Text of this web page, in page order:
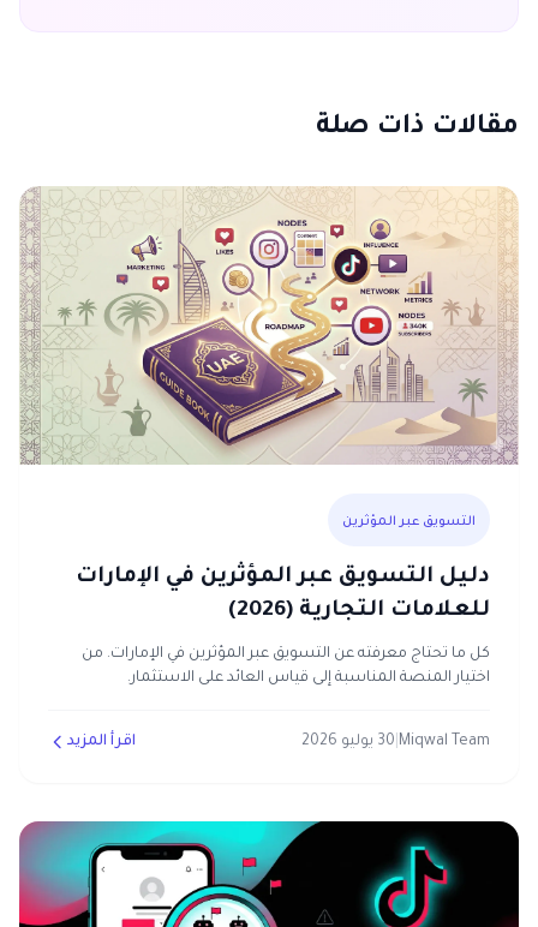
مقالات ذات صلة
التسويق عبر المؤثرين
دليل التسويق عبر المؤثرين في الإمارات
للعلامات التجارية (2026)
كل ما تحتاج معرفته عن التسويق عبر المؤثرين في الإمارات. من
اختيار المنصة المناسبة إلى قياس العائد على الاستثمار.
Miqwal Team 30 يوليو 2026 اقرأ المزيد